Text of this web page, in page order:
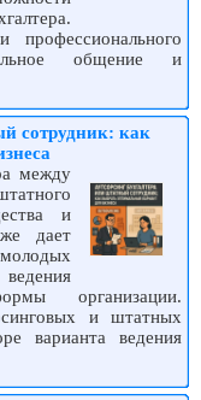
профессионального
общение и
сотрудник: как
между
и
дает
организации.
и штатных
варианта ведения